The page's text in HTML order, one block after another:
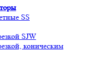
SS
SJW
коническим